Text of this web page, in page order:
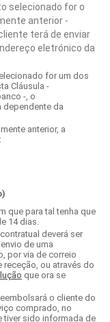
selecionado for o
anterior -
terá de enviar
eletrónico da
for um dos
Cláusula -
-, o
dependente da
anterior, a
que para tal tenha que
14 dias.
deverá ser
de uma
por via de correio
ou através do
que ora se
o cliente do
comprado, no
tiver sido informada de